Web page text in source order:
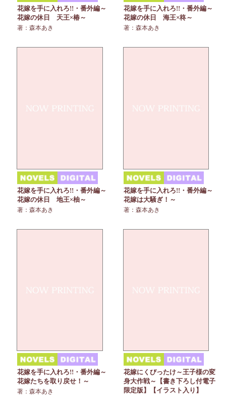
花嫁を手に入れろ!!・番外編～
花嫁の休日 天王×椿～
著：森本あき
花嫁を手に入れろ!!・番外編～
花嫁の休日 海王×柊～
著：森本あき
花嫁を手に入れろ!!・番外編～
花嫁の休日 地王×柚～
著：森本あき
花嫁を手に入れろ!!・番外編～
花嫁は大騒ぎ！～
著：森本あき
花嫁を手に入れろ!!・番外編～
花嫁たちを取り戻せ！～
著：森本あき
花嫁にくびったけ～王子様の変
身大作戦～【書き下ろし付電子
限定版】【イラスト入り】